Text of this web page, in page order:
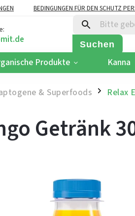
BEDINGUNGEN FÜR DEN SCHUTZ
Suchen
Produkte Kanna
& Superfoods / Relax
Getränk